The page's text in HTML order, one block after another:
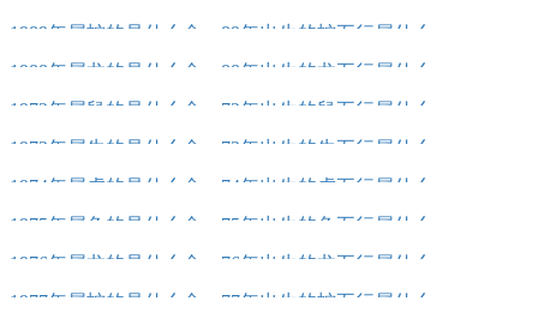
1989年属蛇的是什么命，89年出生的蛇五行属什么
1988年属龙的是什么命，88年出生的龙五行属什么
1972年属鼠的是什么命，72年出生的鼠五行属什么
1973年属牛的是什么命，73年出生的牛五行属什么
1974年属虎的是什么命，74年出生的虎五行属什么
1975年属兔的是什么命，75年出生的兔五行属什么
1976年属龙的是什么命，76年出生的龙五行属什么
1977年属蛇的是什么命，77年出生的蛇五行属什么